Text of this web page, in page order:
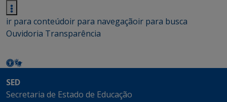
ir para conteúdoir para navegaçãoir para busca
Ouvidoria Transparência
SED
Secretaria de Estado de Educação